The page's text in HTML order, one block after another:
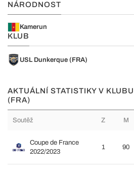
NÁRODNOST
Kamerun
KLUB
USL Dunkerque (FRA)
AKTUÁLNÍ STATISTIKY V
(FRA)
Soutěž Z M
Coupe de France
2022/2023
1 90